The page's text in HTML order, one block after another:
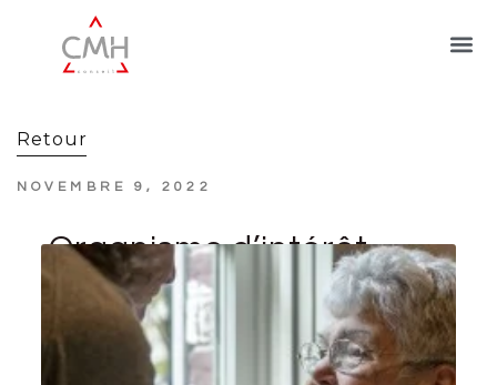
Retour
NOVEMBRE 9, 2022
Organisme d’intérêt
général : quid de
l’activité lucrative ?